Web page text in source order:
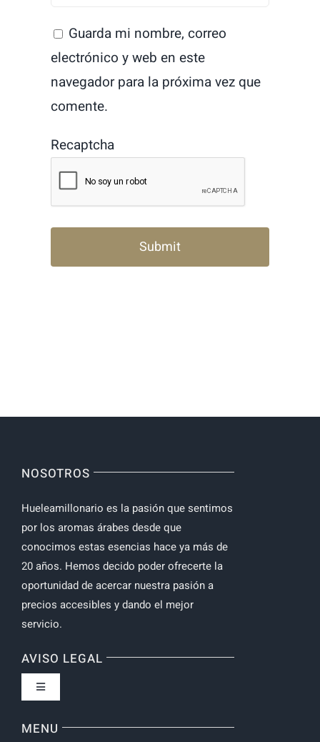
Guarda mi nombre, correo
electrónico y web en este
navegador para la próxima vez que
comente.
Recaptcha
NOSOTROS
Hueleamillonario es la pasión que sentimos
por los aromas árabes desde que
conocimos estas esencias hace ya más de
20 años. Hemos decido poder ofrecerte la
oportunidad de acercar nuestra pasión a
precios accesibles y dando el mejor
servicio.
AVISO LEGAL
Toggle
Política de privacidad
MENU